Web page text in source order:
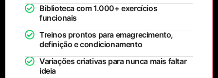
Biblioteca com 1.000+ exercícios
funcionais
Treinos prontos para emagrecimento,
definição e condicionamento
Variações criativas para nunca mais faltar
ideia